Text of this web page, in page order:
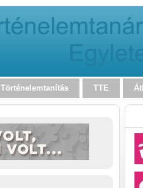
Történelemtanítás TTE